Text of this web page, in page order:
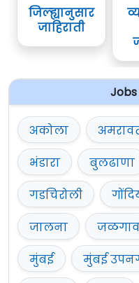
जिल्ह्यानुसार
जाहिराती
अकोला
भंडारा
बुलढाणा
गडचिरोली
जालना
मुंबई
मुंबई